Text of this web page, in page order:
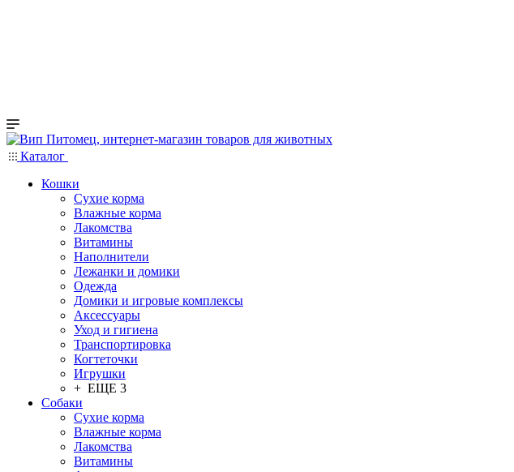
Каталог
Кошки
Сухие корма
Влажные корма
Лакомства
Витамины
Наполнители
Лежанки и домики
Одежда
Домики и игровые комплексы
Аксессуары
Уход и гигиена
Транспортировка
Когтеточки
Игрушки
+ ЕЩЕ 3
Собаки
Сухие корма
Влажные корма
Лакомства
Витамины